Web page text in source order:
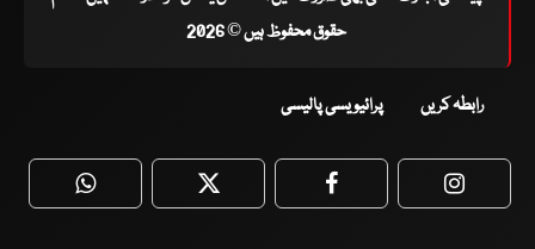
حقوق محفوظ ہیں © 2026
رابطہ کریں پرائیویسی پالیسی
WhatsApp Twitter Facebook